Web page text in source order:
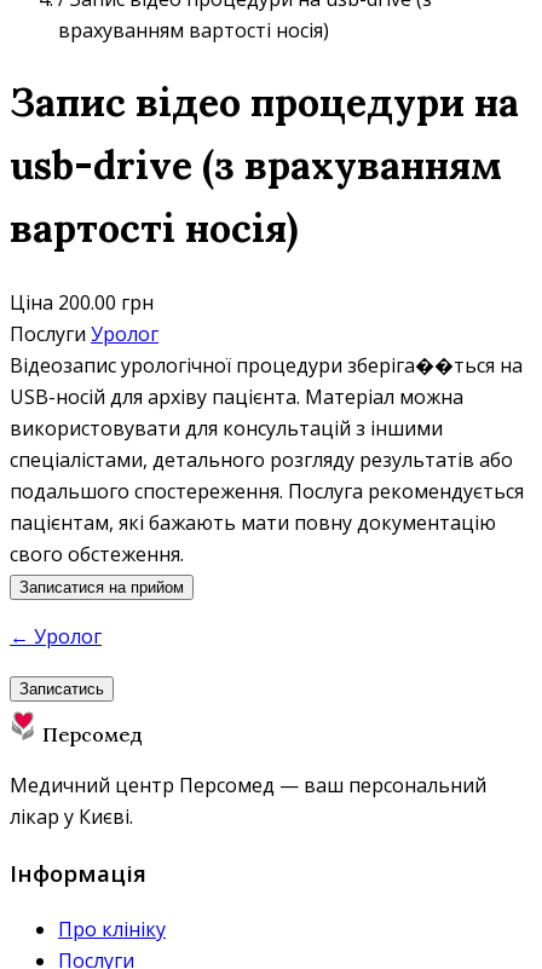
врахуванням вартості носія)
Запис відео процедури на
usb-drive (з врахуванням
вартості носія)
Ціна 200.00 грн
Послуги Уролог
Відеозапис урологічної процедури зберіга��ться на
USB-носій для архіву пацієнта. Матеріал можна
використовувати для консультацій з іншими
спеціалістами, детального розгляду результатів або
подальшого спостереження. Послуга рекомендується
пацієнтам, які бажають мати повну документацію
свого обстеження.
Записатися на прийом
← Уролог
Записатись
Персомед
Медичний центр Персомед — ваш персональний
лікар у Києві.
Інформація
Про клініку
Послуги